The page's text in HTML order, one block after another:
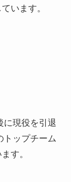
います。
に現役を引退
トップチーム
す。